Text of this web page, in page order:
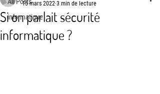
informatique
Si on parlait sécurité
informatique ?
15 mars 2022 3 min de lecture